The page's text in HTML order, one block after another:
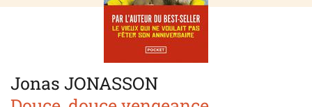
Jonas JONASSON